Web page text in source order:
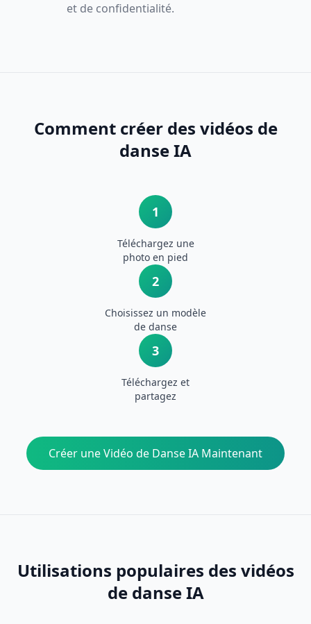
et de confidentialité.
Comment créer des vidéos de
danse IA
1
Téléchargez une
photo en pied
2
Choisissez un modèle
de danse
3
Téléchargez et
partagez
Créer une Vidéo de Danse IA Maintenant
Utilisations populaires des vidéos
de danse IA